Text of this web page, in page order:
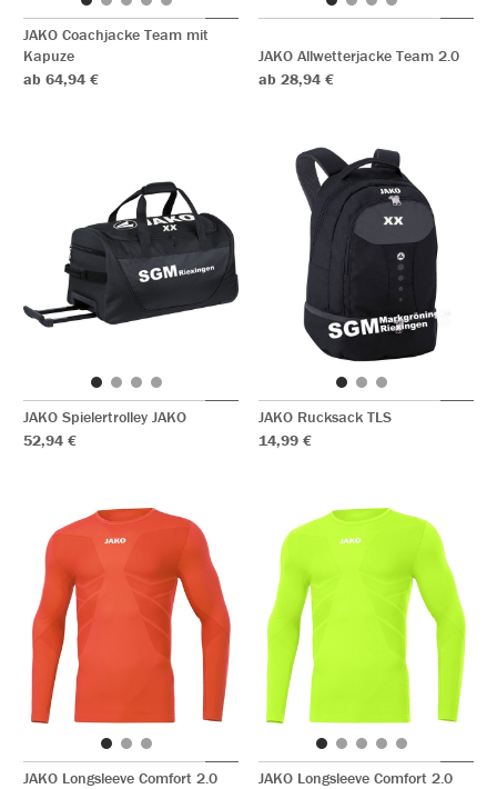
JAKO Coachjacke Team mit
Kapuze
ab 64,94 €
JAKO Allwetterjacke Team 2.0
ab 28,94 €
JAKO Spielertrolley JAKO
52,94 €
JAKO Rucksack TLS
14,99 €
JAKO Longsleeve Comfort 2.0
JAKO Longsleeve Comfort 2.0